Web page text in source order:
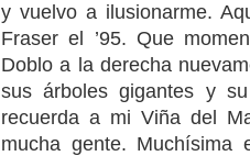
y vuelvo a ilusionarme.
Fraser el ’95. Que
Doblo a la derecha
sus árboles gigantes y
recuerda a mi Viña del
mucha gente. Muchísima